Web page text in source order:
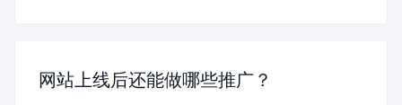
网站上线后还能做哪些推广？